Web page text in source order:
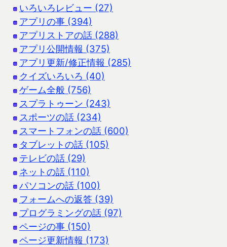
いろいろレビュー (27)
アプリの事 (394)
アプリストアの話 (288)
アプリ公開情報 (375)
アプリ更新/修正情報 (285)
クイズいろいろ (40)
ゲーム全般 (756)
スプラトゥーン (243)
スポーツの話 (234)
スマートフォンの話 (600)
タブレットの話 (105)
テレビの話 (29)
ネットの話 (110)
パソコンの話 (100)
フォームへの返答 (39)
プログラミングの話 (97)
ページの事 (150)
ページ更新情報 (173)